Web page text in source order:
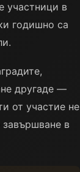
участници в
годишно са
другаде —
от участие не
в